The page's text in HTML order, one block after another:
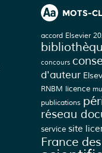
MOTS-
accord Elsevier
concours
d'auteur
RNBM licence
publications
réseau
service site
France